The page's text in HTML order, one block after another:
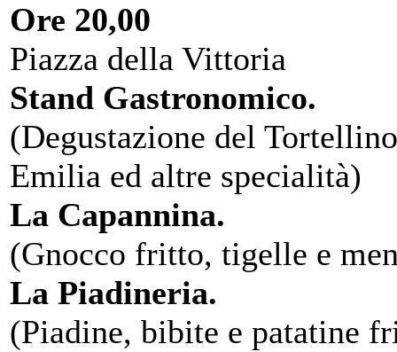
Ore 20,00
Piazza della Vittoria
Stand Gastronomico.
(Degustazione del
Emilia ed altre specialità)
La Capannina.
(Gnocco fritto, tigelle e
La Piadineria.
(Piadine, bibite e patatine